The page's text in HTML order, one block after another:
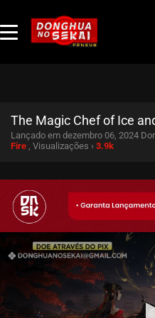
The Magic Chef of Ice
Lançado em dezembro 06, 2024
Fire , Visualizações › 3.9k